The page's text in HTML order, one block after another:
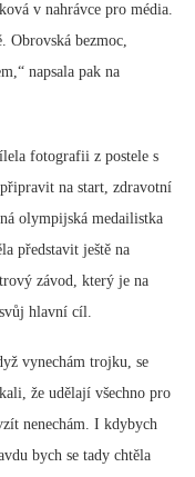
v nahrávce pro média.
Obrovská bezmoc,
napsala pak na
fotografii z postele s
na start, zdravotní
olympijská medailistka
představit ještě na
závod, který je na
hlavní cíl.
vynechám trojku, se
že udělají všechno pro
nenechám. I kdybych
bych se tady chtěla